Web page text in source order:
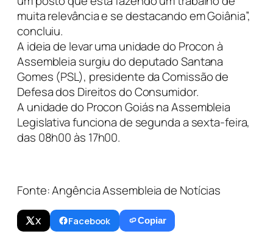
X Facebook Copiar
muita relevância e se destacando em Goiânia”,
concluiu.
A ideia de levar uma unidade do Procon à
Assembleia surgiu do deputado Santana
Gomes (PSL), presidente da Comissão de
Defesa dos Direitos do Consumidor.
A unidade do Procon Goiás na Assembleia
Legislativa funciona de segunda a sexta-feira,
das 08h00 às 17h00.
Fonte: Angência Assembleia de Notícias